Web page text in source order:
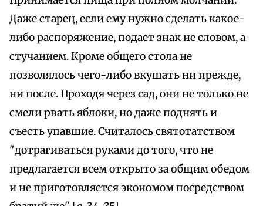
Даже старец, если ему нужно сделать какое-
либо распоряжение, подает знак не словом, а
стучанием. Кроме общего стола не
позволялось чего-либо вкушать ни прежде,
ни после. Проходя через сад, они не только не
смели рвать яблоки, но даже поднять и
съесть упавшие. Считалось святотатством
"дотрагиваться руками до того, что не
предлагается всем открыто за общим обедом
и не приготовляется экономом посредством